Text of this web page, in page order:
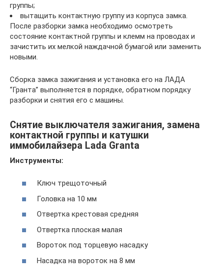
группы;
вытащить контактную группу из корпуса замка.
После разборки замка необходимо осмотреть
состояние контактной группы и клемм на проводах и
зачистить их мелкой наждачной бумагой или заменить
новыми.
Сборка замка зажигания и установка его на ЛАДА
“Гранта” выполняется в порядке, обратном порядку
разборки и снятия его с машины.
Снятие выключателя зажигания, замена
контактной группы и катушки
иммобилайзера Lada Granta
Инструменты:
Ключ трещоточный
Головка на 10 мм
Отвертка крестовая средняя
Отвертка плоская малая
Вороток под торцевую насадку
Насадка на вороток на 8 мм